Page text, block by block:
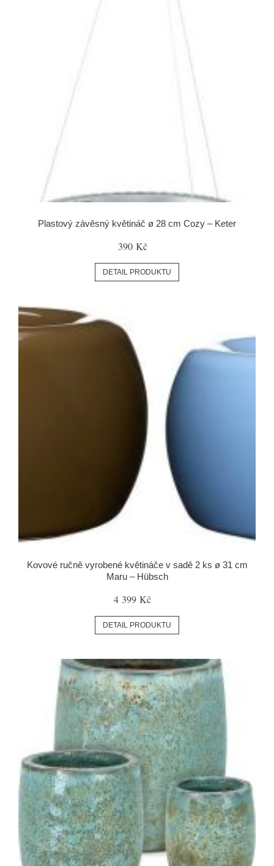
Plastový závěsný květináč ø 28 cm Cozy – Keter
390 Kč
DETAIL PRODUKTU
Kovové ručně vyrobené květináče v sadě 2 ks ø 31 cm
Maru – Hübsch
4 399 Kč
DETAIL PRODUKTU